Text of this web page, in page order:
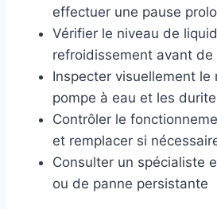
effectuer une pause
Vérifier le niveau de
refroidissement avant de
Inspecter visuellement le
pompe à eau et les
Contrôler le
et remplacer si
Consulter un spécialiste
ou de panne persistante